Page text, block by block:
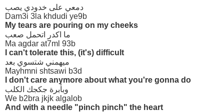
دمعي على خدودي يصب
Dam3i 3la khdudi ye9b
My tears are pouring on my cheeks
ما اكدر اتحمل صعب
Ma agdar at7ml 93b
I can't tolerate this, (it's) difficult
ميهمني شتسوي بعد
Mayhmni shtsawi b3d
I don't care anymore about what you're gonna do
وبأبرة جكجك الكلب
We b2bra jkjk algalob
And with a needle "pinch pinch" the heart